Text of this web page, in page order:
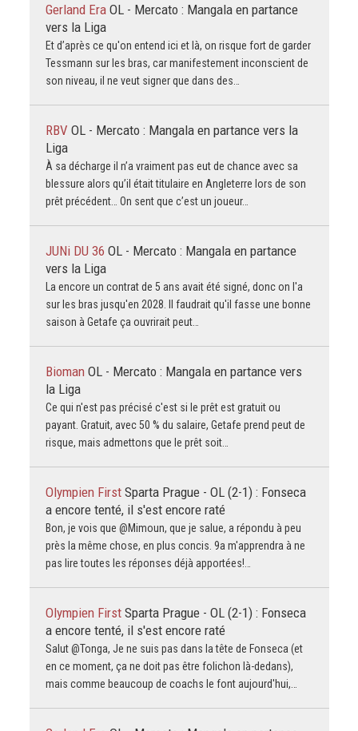
Gerland Era OL - Mercato : Mangala en partance
vers la Liga
Et d’après ce qu'on entend ici et là, on risque fort de garder
Tessmann sur les bras, car manifestement inconscient de
son niveau, il ne veut signer que dans des…
RBV OL - Mercato : Mangala en partance vers la
Liga
À sa décharge il n’a vraiment pas eut de chance avec sa
blessure alors qu’il était titulaire en Angleterre lors de son
prêt précédent… On sent que c’est un joueur…
JUNi DU 36 OL - Mercato : Mangala en partance
vers la Liga
La encore un contrat de 5 ans avait été signé, donc on l'a
sur les bras jusqu'en 2028. Il faudrait qu'il fasse une bonne
saison à Getafe ça ouvrirait peut…
Bioman OL - Mercato : Mangala en partance vers
la Liga
Ce qui n'est pas précisé c'est si le prêt est gratuit ou
payant. Gratuit, avec 50 % du salaire, Getafe prend peut de
risque, mais admettons que le prêt soit…
Olympien First Sparta Prague - OL (2-1) : Fonseca
a encore tenté, il s'est encore raté
Bon, je vois que @Mimoun, que je salue, a répondu à peu
près la même chose, en plus concis. 9a m'apprendra à ne
pas lire toutes les réponses déjà apportées!…
Olympien First Sparta Prague - OL (2-1) : Fonseca
a encore tenté, il s'est encore raté
Salut @Tonga, Je ne suis pas dans la tête de Fonseca (et
en ce moment, ça ne doit pas être folichon là-dedans),
mais comme beaucoup de coachs le font aujourd'hui,…